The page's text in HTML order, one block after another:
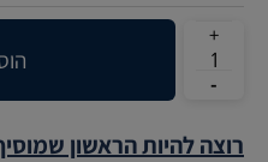
רוצה להיות הראשון